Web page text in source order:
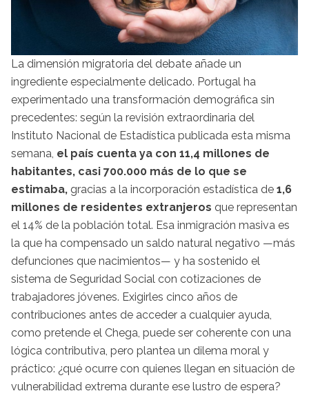
La dimensión migratoria del debate añade un
ingrediente especialmente delicado. Portugal ha
experimentado una transformación demográfica sin
precedentes: según la revisión extraordinaria del
Instituto Nacional de Estadística publicada esta misma
semana, el país cuenta ya con 11,4 millones de
habitantes, casi 700.000 más de lo que se
estimaba, gracias a la incorporación estadística de 1,6
millones de residentes extranjeros que representan
el 14% de la población total. Esa inmigración masiva es
la que ha compensado un saldo natural negativo —más
defunciones que nacimientos— y ha sostenido el
sistema de Seguridad Social con cotizaciones de
trabajadores jóvenes. Exigirles cinco años de
contribuciones antes de acceder a cualquier ayuda,
como pretende el Chega, puede ser coherente con una
lógica contributiva, pero plantea un dilema moral y
práctico: ¿qué ocurre con quienes llegan en situación de
vulnerabilidad extrema durante ese lustro de espera?